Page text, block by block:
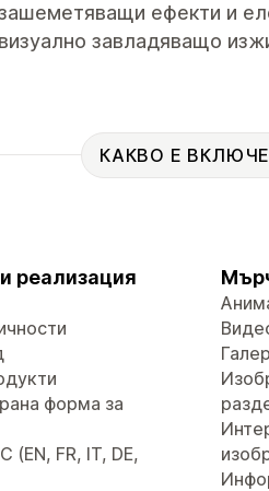
ефекти и
визуално завладяващо
КАКВО Е
реализация
форма за
(EN, FR, IT, DE,